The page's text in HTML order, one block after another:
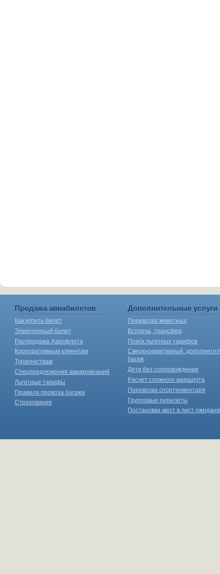
Продажа авиабилетов
Как купить билет
Электронный билет
Распродажа Аэрофлота
Корпоративным клиентам
Турагенствам
Спецпредложения авиакомпаний
Льготные тарифы
Правила провоза багажа
Страхование
Дополнительные услуги
Перевозка животных
Встреча, трансфер
Поиск льготных тарифов
Сверхнормативный,
багаж
Дети без сопровождения
Расчет сложного маршрута
Перевозка спортинвентаря
Групповые перелеты
Постановка мест в лист